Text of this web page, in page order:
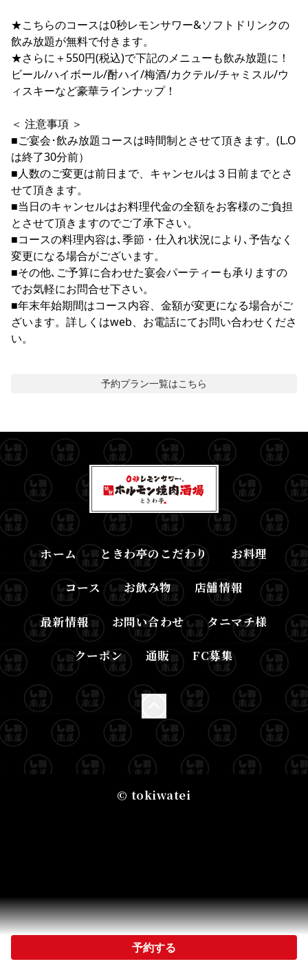
★こちらのコースは0秒レモンサワー&ソフトドリンクの
飲み放題が無料で付きます。
★さらに＋550円(税込)で下記のメニューも飲み放題に！
ビール/ハイボール/酎ハイ/梅酒/カクテル/チャミスル/ウ
ィスキーなど豪華ラインナップ！
＜ 注意事項 ＞
■ご宴会･飲み放題コースは時間制とさせて頂きます。(L.O
は終了30分前）
■人数のご変更は前日まで、キャンセルは３日前までとさ
せて頂きます。
■当日のキャンセルはお料理代金の全額をお客様のご負担
とさせて頂きますのでご了承下さい。
■コースの料理内容は､季節・仕入れ状況により､予告なく
変更になる場合がございます。
■その他､ご予算に合わせた宴会パーティーも承りますの
でお気軽にお問合せ下さい。
■年末年始期間はコース内容、金額が変更になる場合がご
ざいます。詳しくはweb、お電話にてお問い合わせくださ
い。
予約プラン一覧はこちら
予約する
ホーム ときわ亭のこだわり お料理
コース お飲み物 店舗情報
最新情報 お問い合わせ タニマチ様
クーポン 通販 FC募集
© tokiwatei